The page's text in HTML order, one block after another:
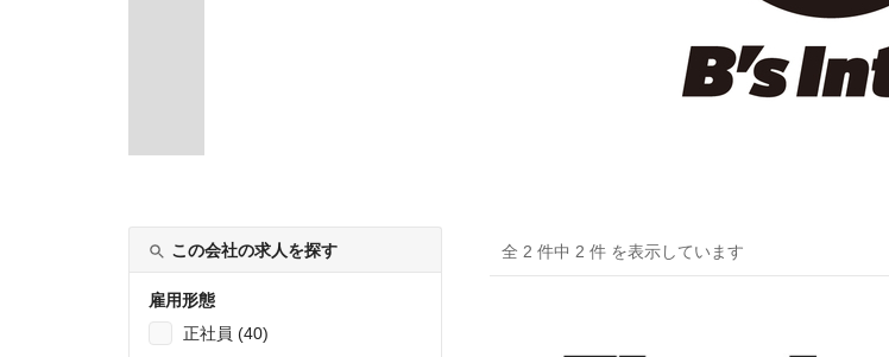
この会社の求人を探す
雇用形態
正社員 (40)
全 2 件中 2 件 を表示しています